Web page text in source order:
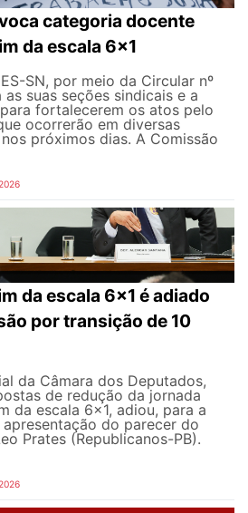
categoria docente
da escala 6x1
SN, por meio da Circular nº
suas seções sindicais e a
fortalecerem os atos pelo
ocorrerão em diversas
próximos dias. A Comissão
da escala 6x1 é adiado
por transição de 10
da Câmara dos Deputados,
de redução da jornada
da escala 6x1, adiou, para a
do parecer do
Prates (Republicanos-PB).